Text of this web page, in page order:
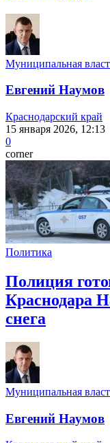
Муниципальная
Евгений Наумов
Краснодарский край
15 января 2026, 12:13
0
corner
Политика
Полиция
Краснодара
снега
Муниципальная
Евгений Наумов